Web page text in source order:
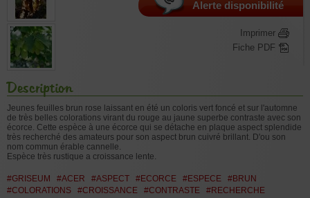
Alerte disponibilité
Imprimer
Fiche PDF
Description
Jeunes feuilles brun rose laissant en été un coloris vert foncé et sur l'automne
de très belles colorations virant du rouge au jaune superbe contraste avec son
écorce. Cette espèce à une écorce qui se détache en plaque aspect splendide
très recherché des amateurs pour son aspect brun cuivré brillant. D'ou son
nom commun érable cannelle.
Espèce très rustique a croissance lente.
#GRISEUM #ACER #ASPECT #ECORCE #ESPECE
#BRUN
#COLORATIONS
#CROISSANCE #CONTRASTE #RECHERCHE